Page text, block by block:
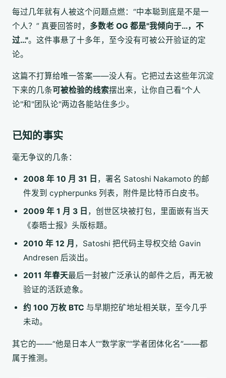
每过几年就有人被这个问题点燃：“中本聪到底是不是一
个人？” 真要回答时， 多数老 OG 都是"我倾向于…，不
过…"。这件事悬了十多年，至今没有可被公开验证的定
论。
这篇不打算给唯一答案——没人有。它把过去这些年沉淀
下来的几条可被检验的线索摆出来，让你自己看"个人
论"和"团队论"两边各能站住多少。
已知的事实
毫无争议的几条：
2008 年 10 月 31 日 ，署名 Satoshi Nakamoto 的邮
件发到 cypherpunks 列表，附件是比特币白皮书。
2009 年 1 月 3 日 ，创世区块被打包，里面嵌有当天
《泰晤士报》头版标题。
2010 年 12 月 ，Satoshi 把代码主导权交给 Gavin
Andresen 后淡出。
2011 年春天最后一封被广泛承认的邮件之后，再无被
验证的活跃迹象。
约 100 万枚 BTC 与早期挖矿地址相关联，至今几乎
未动。
其它的——“他是日本人”“数学家”“学者团体化名”——都
属于推测。